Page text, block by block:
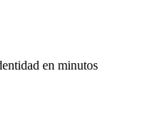
en minutos